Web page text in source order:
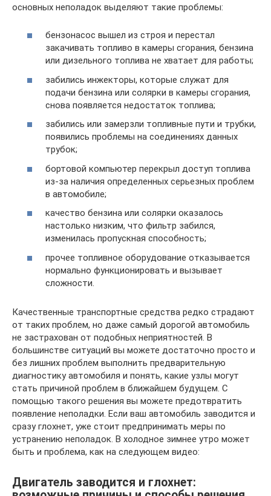
основных неполадок выделяют такие проблемы:
бензонасос вышел из строя и перестал
закачивать топливо в камеры сгорания, бензина
или дизельного топлива не хватает для работы;
забились инжекторы, которые служат для
подачи бензина или солярки в камеры сгорания,
снова появляется недостаток топлива;
забились или замерзли топливные пути и трубки,
появились проблемы на соединениях данных
трубок;
бортовой компьютер перекрыл доступ топлива
из-за наличия определенных серьезных проблем
в автомобиле;
качество бензина или солярки оказалось
настолько низким, что фильтр забился,
изменилась пропускная способность;
прочее топливное оборудование отказывается
нормально функционировать и вызывает
сложности.
Качественные транспортные средства редко страдают
от таких проблем, но даже самый дорогой автомобиль
не застрахован от подобных неприятностей. В
большинстве ситуаций вы можете достаточно просто и
без лишних проблем выполнить предварительную
диагностику автомобиля и понять, какие узлы могут
стать причиной проблем в ближайшем будущем. С
помощью такого решения вы можете предотвратить
появление неполадки. Если ваш автомобиль заводится и
сразу глохнет, уже стоит предпринимать меры по
устранению неполадок. В холодное зимнее утро может
быть и проблема, как на следующем видео:
Двигатель заводится и глохнет: